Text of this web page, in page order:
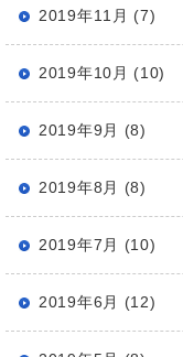
2019年11月 (7)
2019年10月 (10)
2019年9月 (8)
2019年8月 (8)
2019年7月 (10)
2019年6月 (12)